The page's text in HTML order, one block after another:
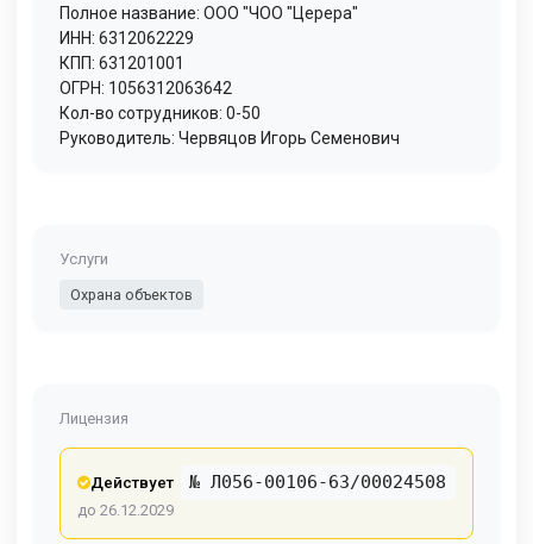
Полное название: ООО "ЧОО "Церера"
ИНН: 6312062229
КПП: 631201001
ОГРН: 1056312063642
Кол-во сотрудников: 0-50
Руководитель: Червяцов Игорь Семенович
Услуги
Охрана объектов
Лицензия
Действует № Л056-00106-63/00024508
до 26.12.2029